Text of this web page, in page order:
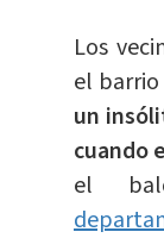
Los
el
un
cuando
el